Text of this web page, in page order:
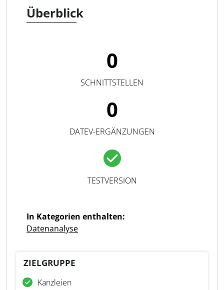
Überblick
0
SCHNITTSTELLEN
0
DATEV-ERGÄNZUNGEN
TESTVERSION
In Kategorien enthalten:
Datenanalyse
ZIELGRUPPE
Kanzleien